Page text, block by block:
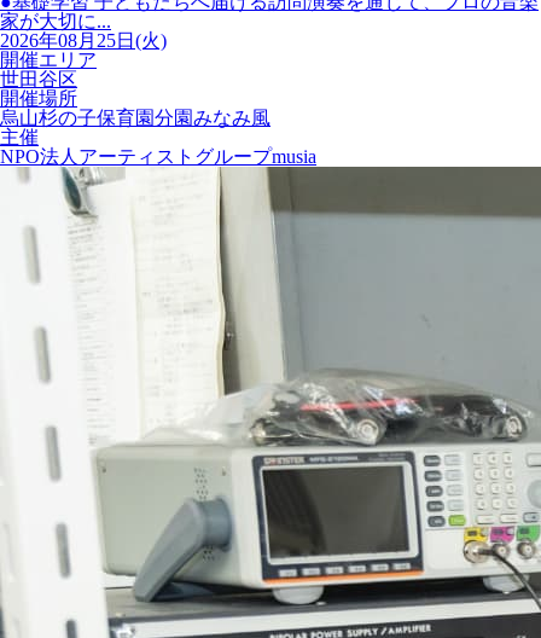
家が大切に...
2026年08月25日(火)
開催エリア
世田谷区
開催場所
烏山杉の子保育園分園みなみ風
主催
NPO法人アーティストグループmusia